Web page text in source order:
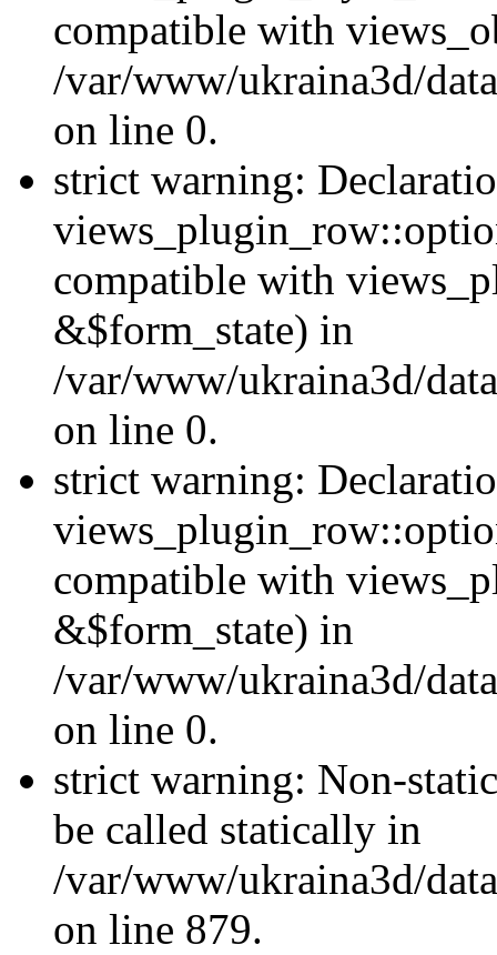
compatible with
/var/www/ukraina3d/
on line 0.
strict warning:
compatible with
&$form_state) in
/var/www/ukraina3d/
on line 0.
strict warning:
compatible with
&$form_state) in
/var/www/ukraina3d/
on line 0.
strict warning: Non-
be called statically in
/var/www/ukraina3d/
on line 879.